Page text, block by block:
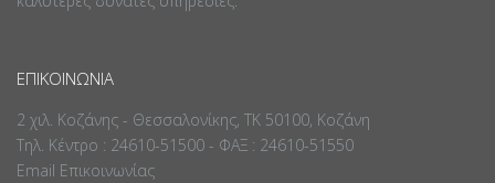
ΕΠΙΚΟΙΝΩΝΊΑ
2 χιλ. Κοζάνης - Θεσσαλονίκης, ΤΚ 50100, Κοζάνη
Τηλ. Κέντρο : 24610-51500 - ΦΑΞ : 24610-51550
Email Επικοινωνίας